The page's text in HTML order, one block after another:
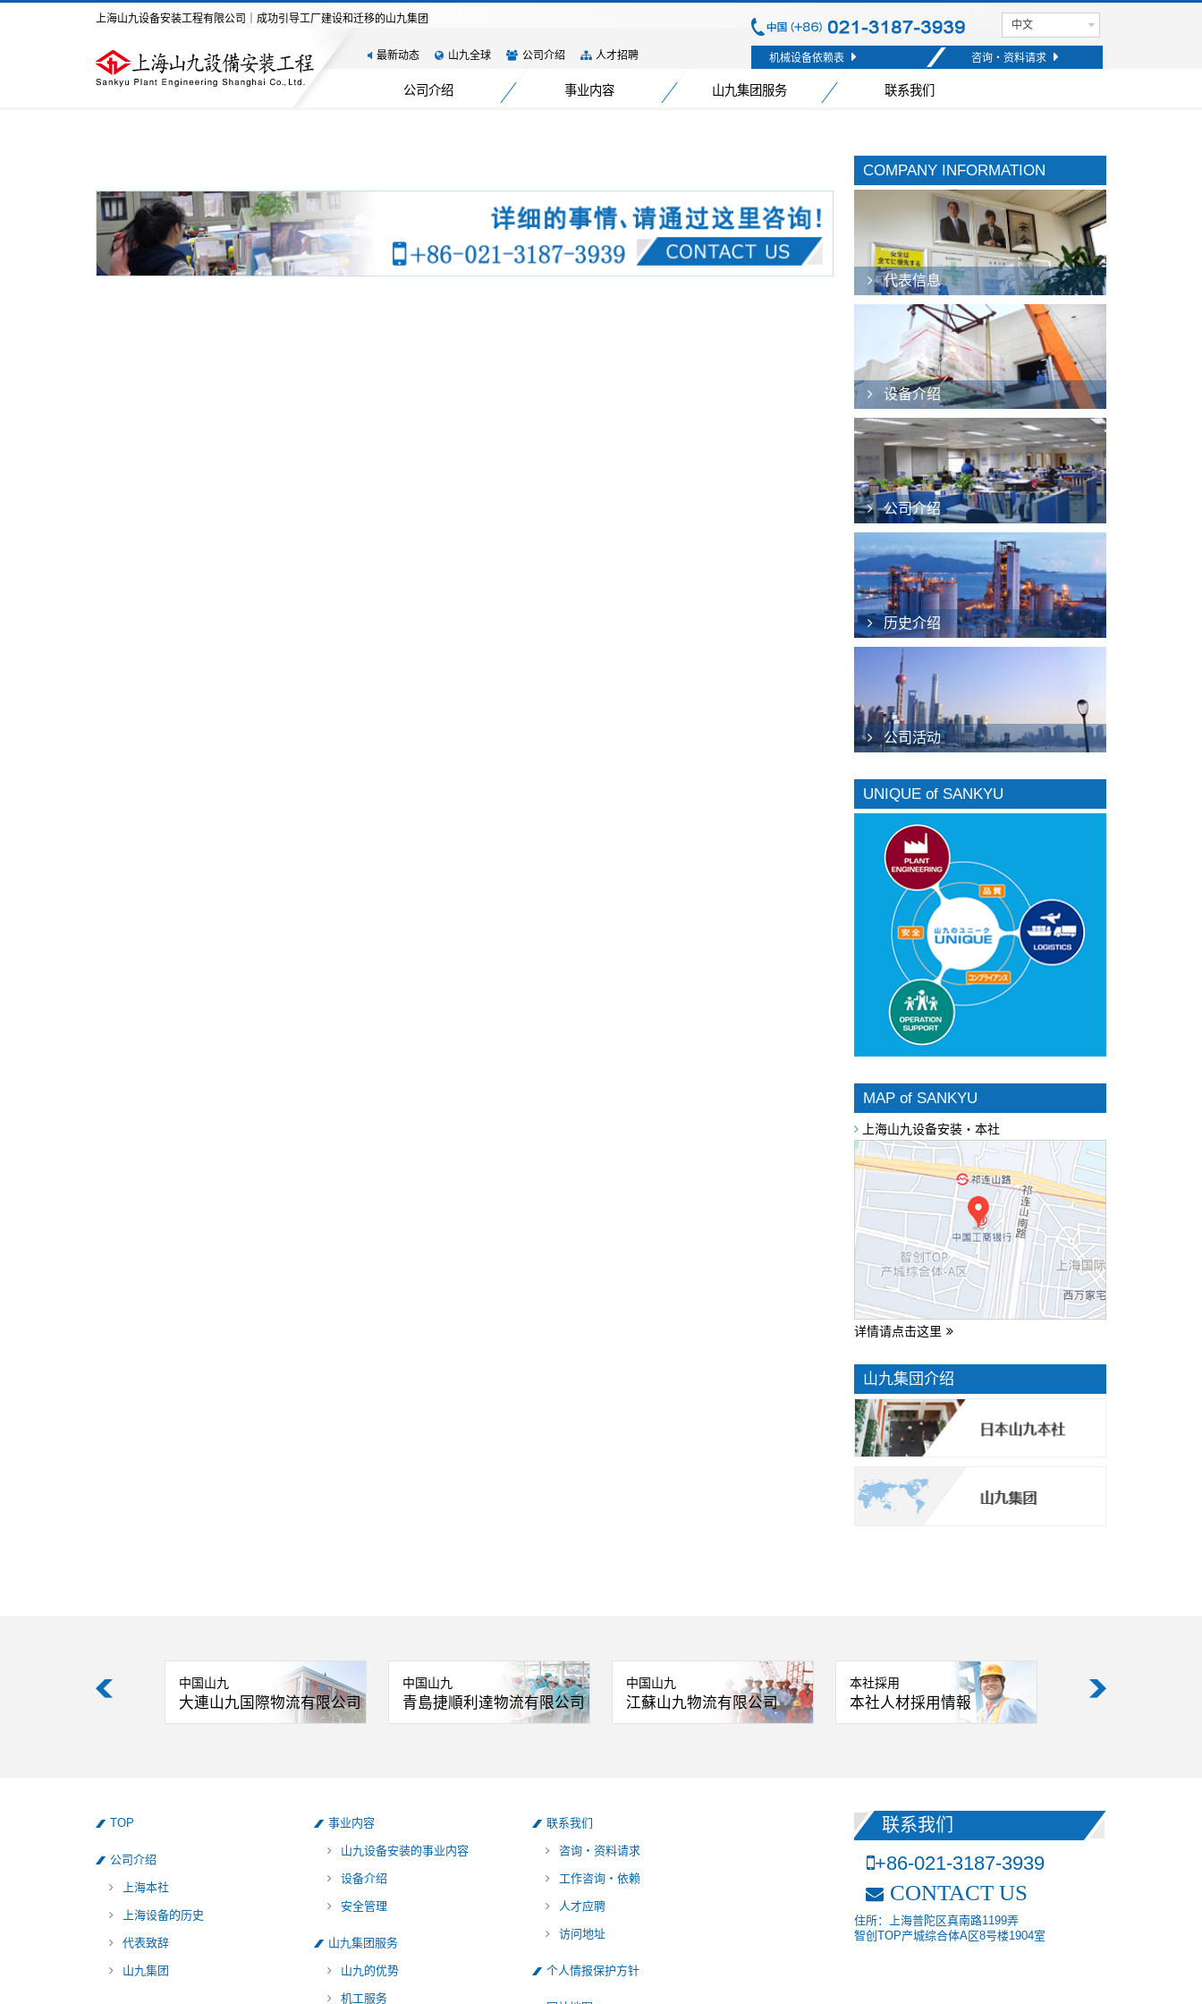
上海山九设备安装工程有限公司｜成功引导工厂建设和迁移的山九集团
最新动态 山九全球 公司介绍 人才招聘
公司介绍 事业内容 山九集团服务 联系我们
中文
机械设备依赖表 咨询・资料请求
COMPANY INFORMATION
代表信息
设备介绍
公司介绍
历史介绍
公司活动
UNIQUE of SANKYU
MAP of SANKYU
上海山九设备安装・本社
详情请点击这里
山九集団介绍
物流有限公司
中国山九
大連山九国際物流有限公司
中国山九
青島捷順利達物流有限公司
中国山九
江蘇山九物流有限公司
本社採用
本社人材採用情報
支部採用
支部人材採用情報
TOP
公司介绍
上海本社
上海设备的历史
代表致辞
山九集团
事业内容
山九设备安装的事业内容
设备介绍
安全管理
山九集团服务
山九的优势
机工服务
联系我们
咨询・资料请求
工作咨询・依赖
人才应聘
访问地址
个人情报保护方针
联系我们
+86-021-3187-3939
CONTACT US
住所：上海普陀区真南路1199弄
智创TOP产城综合体A区8号楼1904室